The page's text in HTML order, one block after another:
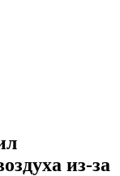
из-за